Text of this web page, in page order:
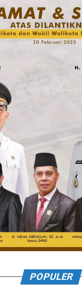
POPULER